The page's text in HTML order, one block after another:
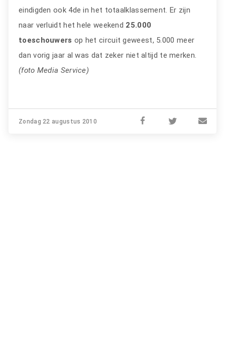
eindigden ook 4de in het totaalklassement. Er zijn
naar verluidt het hele weekend 25.000
toeschouwers op het circuit geweest, 5.000 meer
dan vorig jaar al was dat zeker niet altijd te merken.
(foto Media Service)
Zondag 22 augustus 2010